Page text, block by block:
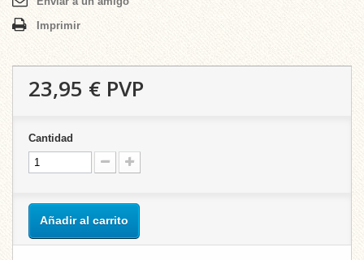
Imprimir
23,95 € PVP
Cantidad
Añadir al carrito